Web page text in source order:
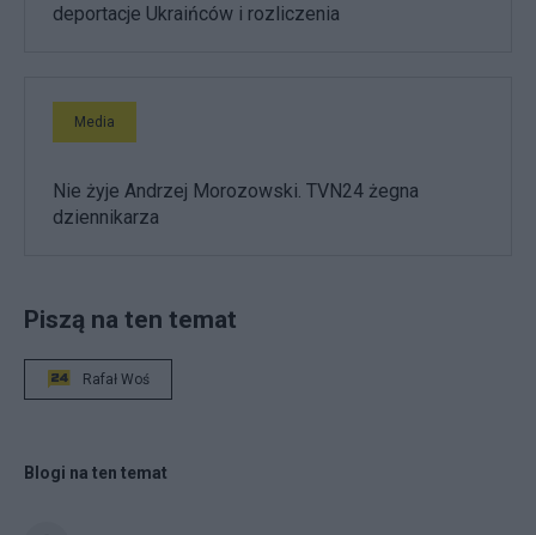
deportacje Ukraińców i rozliczenia
Media
Nie żyje Andrzej Morozowski. TVN24 żegna
dziennikarza
Piszą na ten temat
Rafał Woś
Blogi na ten temat